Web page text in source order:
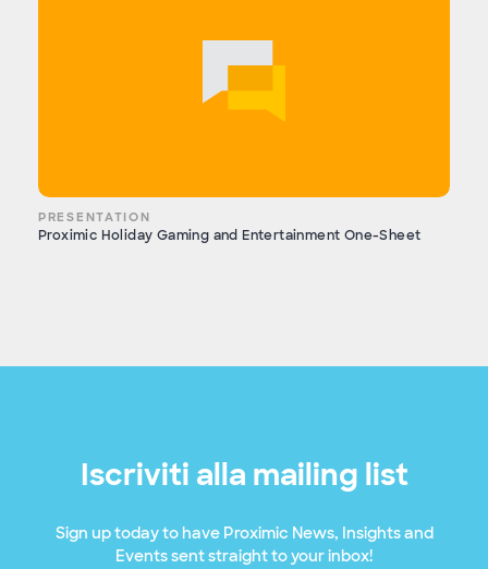
PRESENTATION
Proximic Holiday Gaming and Entertainment One-Sheet
Iscriviti alla mailing list
Sign up today to have Proximic News, Insights and
Events sent straight to your inbox!